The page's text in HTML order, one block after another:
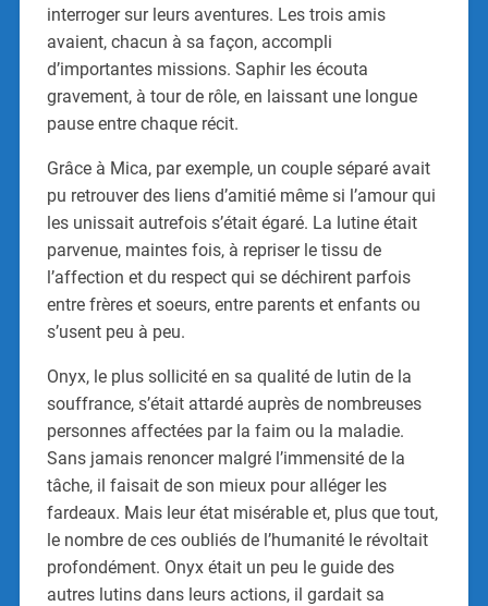
interroger sur leurs aventures. Les trois amis
avaient, chacun à sa façon, accompli
d’importantes missions. Saphir les écouta
gravement, à tour de rôle, en laissant une longue
pause entre chaque récit.
Grâce à Mica, par exemple, un couple séparé avait
pu retrouver des liens d’amitié même si l’amour qui
les unissait autrefois s’était égaré. La lutine était
parvenue, maintes fois, à repriser le tissu de
l’affection et du respect qui se déchirent parfois
entre frères et soeurs, entre parents et enfants ou
s’usent peu à peu.
Onyx, le plus sollicité en sa qualité de lutin de la
souffrance, s’était attardé auprès de nombreuses
personnes affectées par la faim ou la maladie.
Sans jamais renoncer malgré l’immensité de la
tâche, il faisait de son mieux pour alléger les
fardeaux. Mais leur état misérable et, plus que tout,
le nombre de ces oubliés de l’humanité le révoltait
profondément. Onyx était un peu le guide des
autres lutins dans leurs actions, il gardait sa